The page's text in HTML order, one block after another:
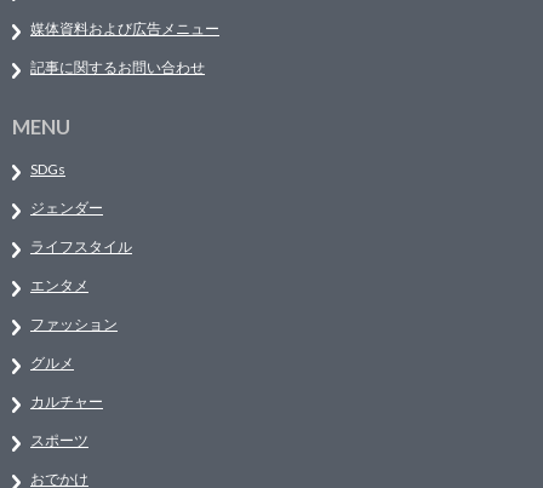
媒体資料および広告メニュー
記事に関するお問い合わせ
MENU
SDGs
ジェンダー
ライフスタイル
エンタメ
ファッション
グルメ
カルチャー
スポーツ
おでかけ